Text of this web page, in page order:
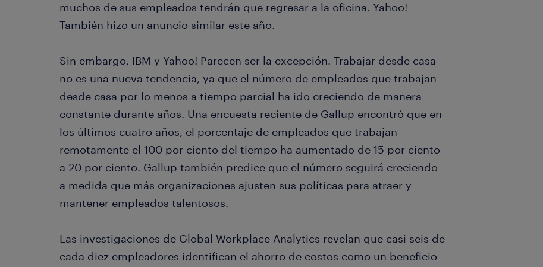
muchos de sus empleados tendrán que regresar a la oficina. Yahoo!
También hizo un anuncio similar este año.
Sin embargo, IBM y Yahoo! Parecen ser la excepción. Trabajar desde casa
no es una nueva tendencia, ya que el número de empleados que trabajan
desde casa por lo menos a tiempo parcial ha ido creciendo de manera
constante durante años. Una encuesta reciente de Gallup encontró que en
los últimos cuatro años, el porcentaje de empleados que trabajan
remotamente el 100 por ciento del tiempo ha aumentado de 15 por ciento
a 20 por ciento. Gallup también predice que el número seguirá creciendo
a medida que más organizaciones ajusten sus políticas para atraer y
mantener empleados talentosos.
Las investigaciones de Global Workplace Analytics revelan que casi seis de
cada diez empleadores identifican el ahorro de costos como un beneficio